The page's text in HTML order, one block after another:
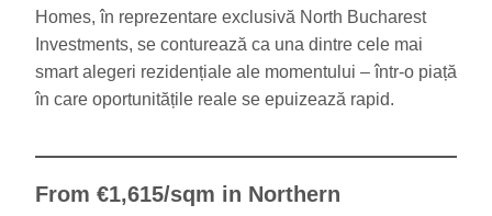
Homes, în reprezentare exclusivă North Bucharest
Investments, se conturează ca una dintre cele mai
smart alegeri rezidențiale ale momentului – într-o piață
în care oportunitățile reale se epuizează rapid.
From €1,615/sqm in Northern